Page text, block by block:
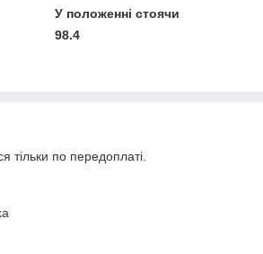
У положенні стоячи
98.4
тільки по передоплаті.